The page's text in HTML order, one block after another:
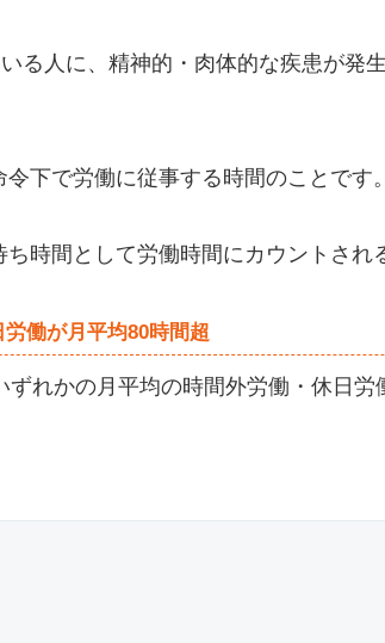
る人に、精神的・肉体的な疾患が発
下で労働に従事する時間のことです。
時間として労働時間にカウントされ
働が月平均80時間超
れかの月平均の時間外労働・休日